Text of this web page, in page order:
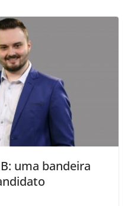
uma bandeira